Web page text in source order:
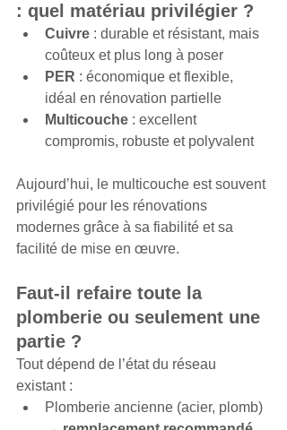
: quel matériau privilégier ?
Cuivre : durable et résistant, mais
coûteux et plus long à poser
PER : économique et flexible,
idéal en rénovation partielle
Multicouche : excellent
compromis, robuste et polyvalent
Aujourd’hui, le multicouche est souvent
privilégié pour les rénovations
modernes grâce à sa fiabilité et sa
facilité de mise en œuvre.
Faut-il refaire toute la
plomberie ou seulement une
partie ?
Tout dépend de l’état du réseau
existant :
Plomberie ancienne (acier, plomb)